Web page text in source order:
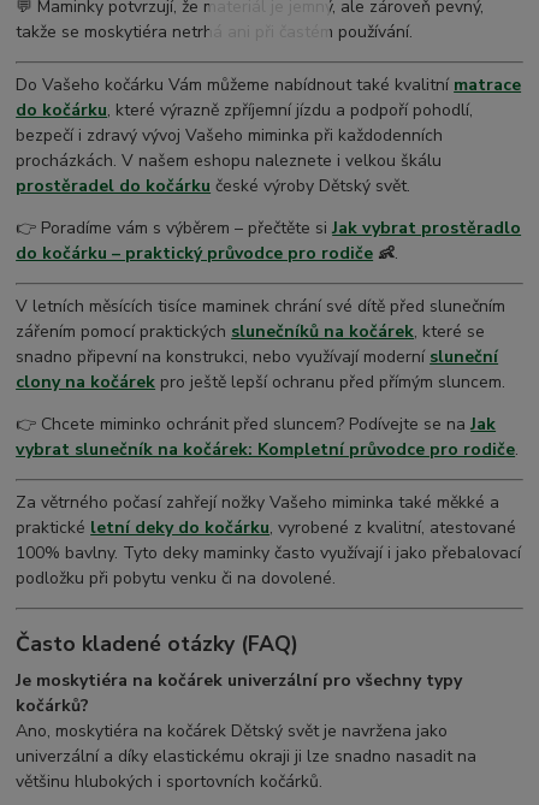
💬 Maminky potvrzují, že materiál je jemný, ale zároveň pevný,
takže se moskytiéra netrhá ani při častém používání.
Do Vašeho kočárku Vám můžeme nabídnout také kvalitní matrace
do kočárku, které výrazně zpříjemní jízdu a podpoří pohodlí,
bezpečí i zdravý vývoj Vašeho miminka při každodenních
procházkách. V našem eshopu naleznete i velkou škálu
prostěradel do kočárku české výroby Dětský svět.
👉 Poradíme vám s výběrem – přečtěte siJak vybrat prostěradlo
do kočárku – praktický průvodce pro rodiče 👶.
V letních měsících tisíce maminek chrání své dítě před slunečním
zářením pomocí praktických slunečníků na kočárek, které se
snadno připevní na konstrukci, nebo využívají moderní sluneční
clony na kočárek pro ještě lepší ochranu před přímým sluncem.
👉 Chcete miminko ochránit před sluncem? Podívejte se naJak
vybrat slunečník na kočárek: Kompletní průvodce pro rodiče.
Za větrného počasí zahřejí nožky Vašeho miminka také měkké a
praktické letní deky do kočárku, vyrobené z kvalitní, atestované
100% bavlny. Tyto deky maminky často využívají i jako přebalovací
podložku při pobytu venku či na dovolené.
Často kladené otázky (FAQ)
Je moskytiéra na kočárek univerzální pro všechny typy
kočárků?
Ano, moskytiéra na kočárek Dětský svět je navržena jako
univerzální a díky elastickému okraji ji lze snadno nasadit na
většinu hlubokých i sportovních kočárků.